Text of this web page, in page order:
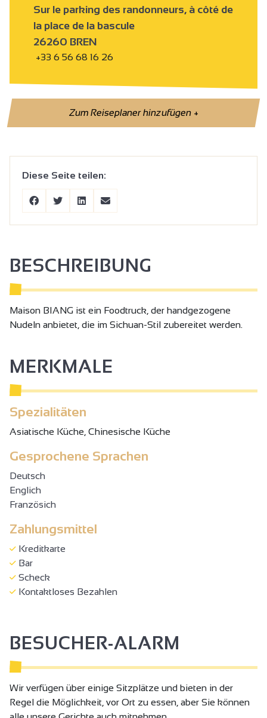
Sur le parking des randonneurs, à côté de
la place de la bascule
26260 BREN
+33 6 56 68 16 26
Zum Reiseplaner hinzufügen+
Diese Seite teilen:
BESCHREIBUNG
Maison BIANG ist ein Foodtruck, der handgezogene
Nudeln anbietet, die im Sichuan-Stil zubereitet werden.
MERKMALE
Spezialitäten
Asiatische Küche, Chinesische Küche
Gesprochene Sprachen
Deutsch
Englich
Französich
Zahlungsmittel
Kreditkarte
Bar
Scheck
Kontaktloses Bezahlen
BESUCHER-ALARM
Wir verfügen über einige Sitzplätze und bieten in der
Regel die Möglichkeit, vor Ort zu essen, aber Sie können